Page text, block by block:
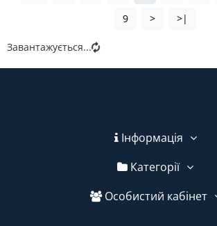
9
> >|
Завантажується...
Інформація
Категорії
Особистий кабінет